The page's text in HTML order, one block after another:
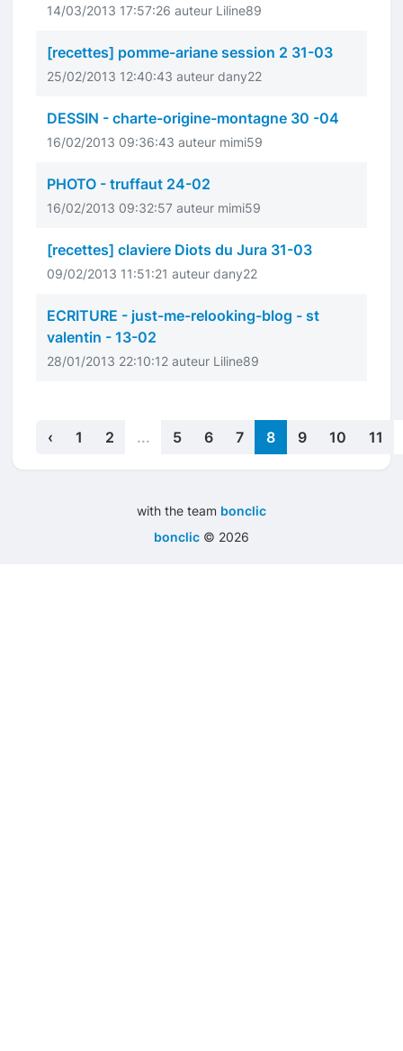
14/03/2013 17:57:26 auteur Liline89
[recettes] pomme-ariane session 2 31-03
25/02/2013 12:40:43 auteur dany22
DESSIN - charte-origine-montagne 30 -04
16/02/2013 09:36:43 auteur mimi59
PHOTO - truffaut 24-02
16/02/2013 09:32:57 auteur mimi59
[recettes] claviere Diots du Jura 31-03
09/02/2013 11:51:21 auteur dany22
ECRITURE - just-me-relooking-blog - st
valentin - 13-02
28/01/2013 22:10:12 auteur Liline89
‹ 1 2 ... 5 6 7 8 9 10 11
with the team bonclic
bonclic © 2026